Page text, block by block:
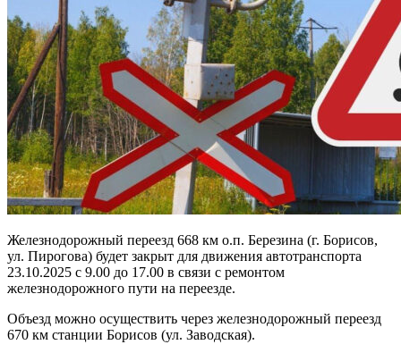
Железнодорожный переезд 668 км о.п. Березина (г. Борисов,
ул. Пирогова) будет закрыт для движения автотранспорта
23.10.2025 с 9.00 до 17.00 в связи с ремонтом
железнодорожного пути на переезде.
Объезд можно осуществить через железнодорожный переезд
670 км станции Борисов (ул. Заводская).